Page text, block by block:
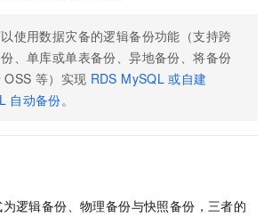
使用数据灾备的逻辑备份功能（支持跨
、单库或单表备份、异地备份、将备份
OSS 等）实现 RDS MySQL 或自建
自动备份。
逻辑备份、物理备份与快照备份，三者的